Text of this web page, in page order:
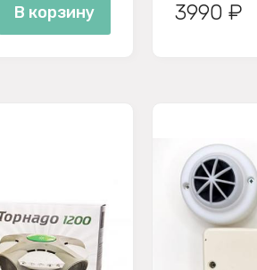
В корзину 3990 ₽